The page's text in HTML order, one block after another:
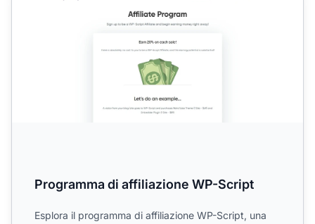
Programma di affiliazione WP-Script
Esplora il programma di affiliazione WP-Script, una